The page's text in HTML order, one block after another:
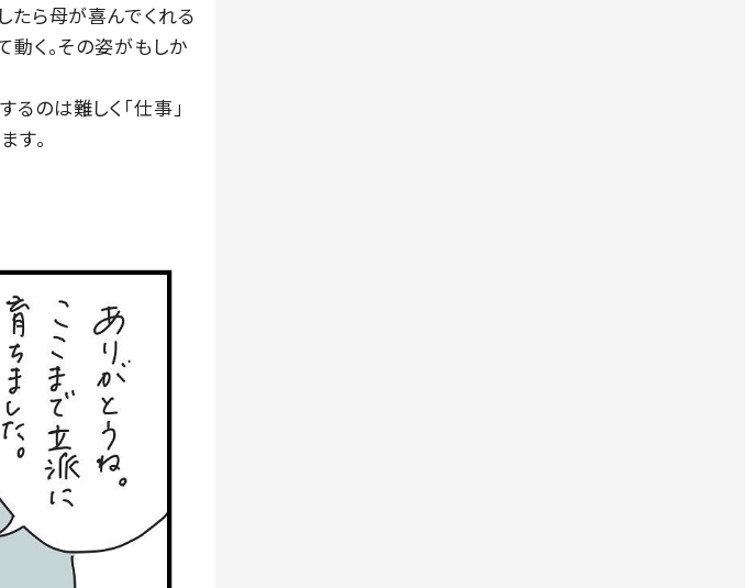
たら母が喜んでくれる
動く。その姿がもしか
のは難しく「仕事」
す。